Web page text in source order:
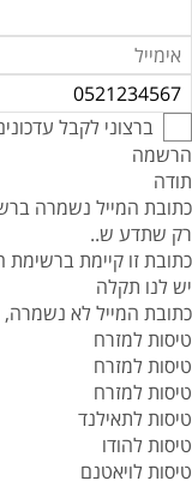
ברצוני לקבל
הרשמה
תודה
כתובת המייל נשמרה
רק שתדע ש..
כתובת זו קיימת ברשימת
יש לנו תקלה
כתובת המייל לא
טיסות למזרח
טיסות למזרח
טיסות למזרח
טיסות לתאילנד
טיסות להודו
טיסות לויאטנם